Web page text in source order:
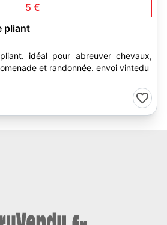
5 €
pliant
idéal pour abreuver chevaux,
et randonnée. envoi vintedu